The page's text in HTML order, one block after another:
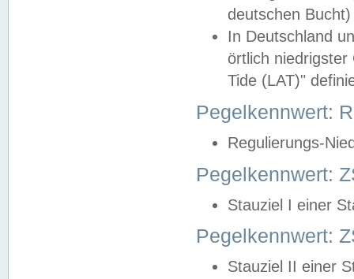
deutschen
In Deutschland
örtlich
Tide (LAT)"
Pegelkennwert:
Regulierungs-
Pegelkennwert:
Stauziel I einer
Pegelkennwert:
Stauziel II einer